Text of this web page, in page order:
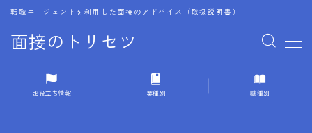
面接のトリセツ
転職エージェントを利用した面接のアドバイス（取扱説明書）
MENU
1.成功する面接戦略
お役立ち情報 業種別 職種別